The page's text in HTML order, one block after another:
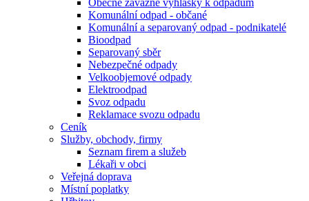
Obecně závazné vyhlášky k odpadům
Komunální odpad - občané
Komunální a separovaný odpad - podnikatelé
Bioodpad
Separovaný sběr
Nebezpečné odpady
Velkoobjemové odpady
Elektroodpad
Svoz odpadu
Reklamace svozu odpadu
Ceník
Služby, obchody, firmy
Seznam firem a služeb
Lékaři v obci
Veřejná doprava
Místní poplatky